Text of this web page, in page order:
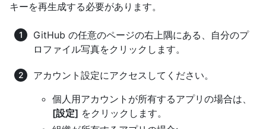
キーを再生成する必要があります。
GitHub の任意のページの右上隅にある、自分のプ
ロファイル写真をクリックします。
アカウント設定にアクセスしてください。
個人用アカウントが所有するアプリの場合は、
[設定] をクリックします。